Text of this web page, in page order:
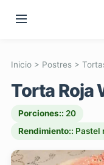
Inicio> Postres>
Torta Roja
Porciones:: 20
Rendimiento:: Pastel